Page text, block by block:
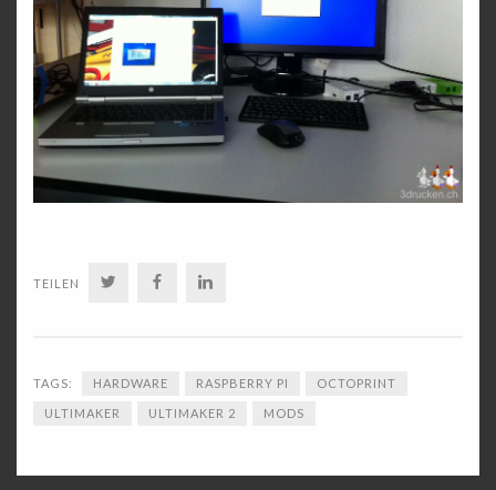
TEILEN TWITTERFACEBOOK
TAGS: HARDWARE RASPBERRY PI OCTOPRINT
ULTIMAKER ULTIMAKER 2 MODS